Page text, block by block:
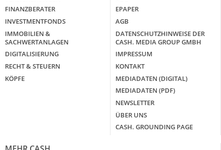
FINANZBERATER
INVESTMENTFONDS
IMMOBILIEN &
SACHWERTANLAGEN
DIGITALISIERUNG
RECHT & STEUERN
KÖPFE
EPAPER
AGB
DATENSCHUTZHINWEISE DER
CASH. MEDIA GROUP GMBH
IMPRESSUM
KONTAKT
MEDIADATEN (DIGITAL)
MEDIADATEN (PDF)
NEWSLETTER
ÜBER UNS
CASH. GROUNDING PAGE